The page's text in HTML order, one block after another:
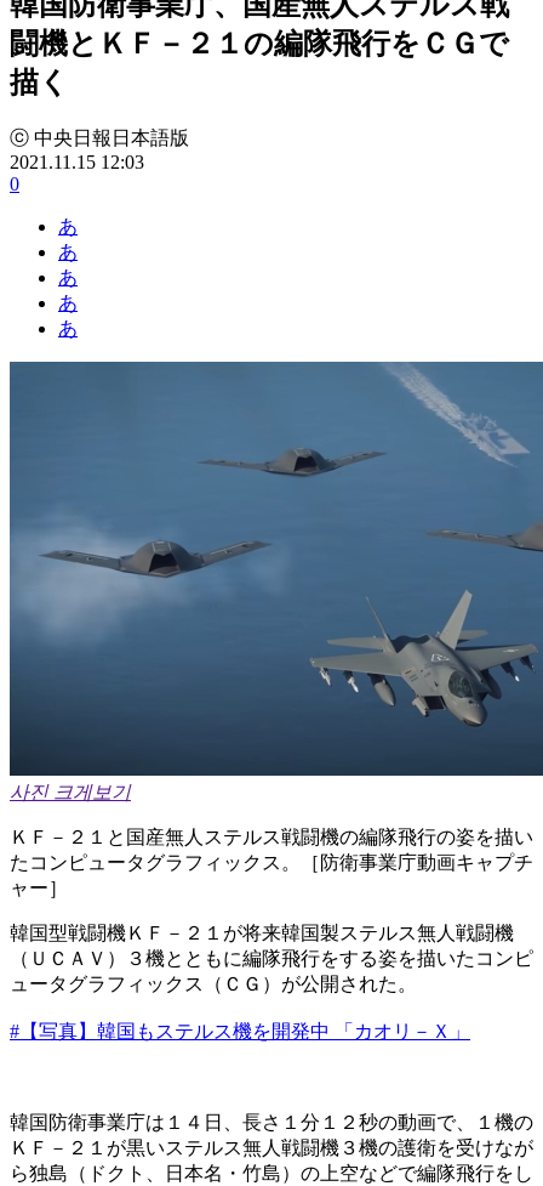
闘機とＫＦ－２１の編隊飛行をＣＧで
描く
ⓒ 中央日報日本語版
2021.11.15 12:03
0
あ
あ
あ
あ
あ
사진 크게보기
ＫＦ－２１と国産無人ステルス戦闘機の編隊飛行の姿を描い
たコンピュータグラフィックス。［防衛事業庁動画キャプチ
ャー］
韓国型戦闘機ＫＦ－２１が将来韓国製ステルス無人戦闘機
（ＵＣＡＶ）３機とともに編隊飛行をする姿を描いたコンピ
ュータグラフィックス（ＣＧ）が公開された。
#【写真】韓国もステルス機を開発中 「カオリ－Ｘ」
韓国防衛事業庁は１４日、長さ１分１２秒の動画で、１機の
ＫＦ－２１が黒いステルス無人戦闘機３機の護衛を受けなが
ら独島（ドクト、日本名・竹島）の上空などで編隊飛行をし